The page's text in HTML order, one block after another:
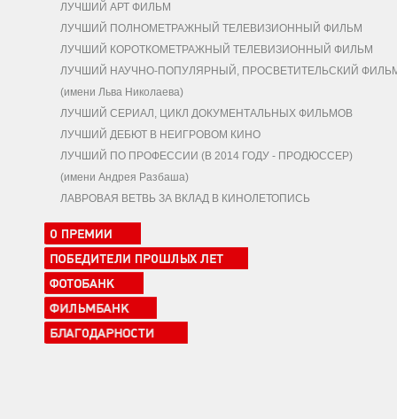
ЛУЧШИЙ АРТ ФИЛЬМ
ЛУЧШИЙ ПОЛНОМЕТРАЖНЫЙ ТЕЛЕВИЗИОННЫЙ ФИЛЬМ
ЛУЧШИЙ КОРОТКОМЕТРАЖНЫЙ ТЕЛЕВИЗИОННЫЙ ФИЛЬМ
ЛУЧШИЙ НАУЧНО-ПОПУЛЯРНЫЙ, ПРОСВЕТИТЕЛЬСКИЙ
(имени Льва Николаева)
ЛУЧШИЙ СЕРИАЛ, ЦИКЛ ДОКУМЕНТАЛЬНЫХ ФИЛЬМОВ
ЛУЧШИЙ ДЕБЮТ В НЕИГРОВОМ КИНО
ЛУЧШИЙ ПО ПРОФЕССИИ (В 2014 ГОДУ - ПРОДЮССЕР)
(имени Андрея Разбаша)
ЛАВРОВАЯ ВЕТВЬ ЗА ВКЛАД В КИНОЛЕТОПИСЬ